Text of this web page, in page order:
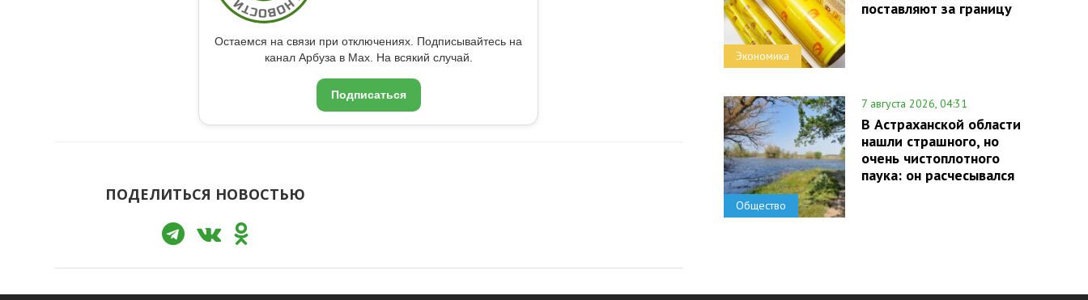
Остаемся на связи при отключениях. Подписывайтесь на
канал Арбуза в Max. На всякий случай.
Подписаться
ПОДЕЛИТЬСЯ НОВОСТЬЮ
Экономика
поставляют за границу
Общество
7 августа 2026, 04:31
В Астраханской области
нашли страшного, но
очень чистоплотного
паука: он расчесывался